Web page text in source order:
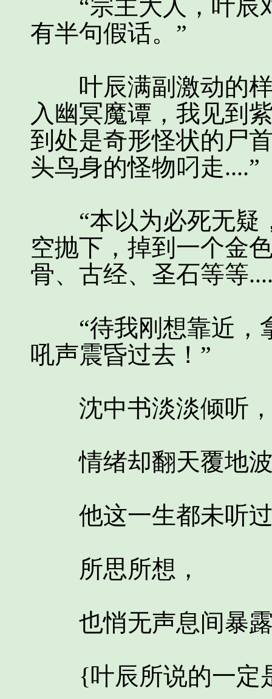
“宗主大人，叶辰
有半句假话。”
叶辰满副激动的样
入幽冥魔谭，我见到
到处是奇形怪状的尸
头鸟身的怪物叼走....”
“本以为必死无疑
空抛下，掉到一个金
骨、古经、圣石等等
“待我刚想靠近，
吼声震昏过去！”
沈中书淡淡倾听，
情绪却翻天覆地
他这一生都未听过
所思所想，
也悄无声息间暴露
{叶辰所说的一定